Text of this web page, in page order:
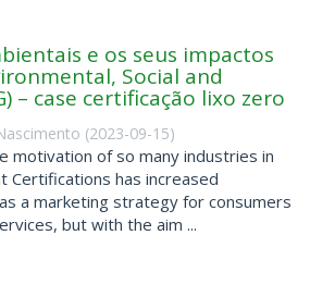
e os seus impactos
Social and
– case certificação lixo zero
(2023-09-15)
motivation of so many industries in
Certifications has increased
a marketing strategy for consumers
but with the aim ...